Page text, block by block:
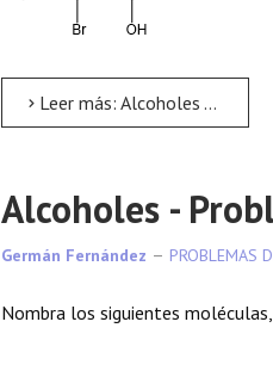
Leer más: Alcoholes - Problema 1
Alcoholes -
Germán Fernández PROBLEMAS
Nombra los siguientes